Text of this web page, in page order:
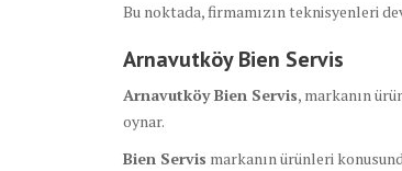
Bu noktada, firmamızın teknisyenleri
Arnavutköy Bien Servis
Arnavutköy Bien Servis, markanın
oynar.
Bien Servis markanın ürünleri